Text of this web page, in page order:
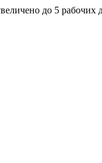
до 5 рабочих